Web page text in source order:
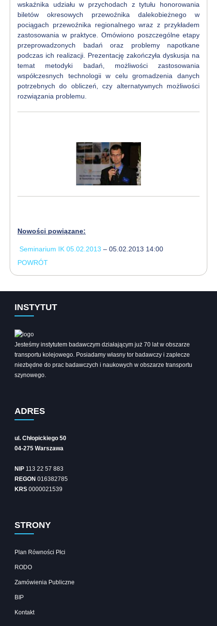
wskaźnika udziału w przychodach z tytułu honorowania
biletów okresowych przewoźnika dalekobieżnego w
pociągach przewoźnika regionalnego wraz z przykładem
zastosowania w praktyce. Omówiono poszczególne etapy
przeprowadzonych badań oraz problemy napotkane
podczas ich realizacji. Prezentację zakończyła dyskusja na
temat metodyki badań, możliwości zastosowania
współczesnych technologii w celu gromadzenia danych
potrzebnych do obliczeń, czy alternatywnych możliwości
rozwiązania problemu.
Nowości powiązane:
Seminarium IK 05.02.2013 – 05.02.2013 14:00
POWRÓT
INSTYTUT
Jesteśmy instytutem badawczym działającym już 70 lat w obszarze
transportu kolejowego. Posiadamy własny tor badawczy i zaplecze
niezbędne do prac badawczych i naukowych w obszarze transportu
szynowego.
ADRES
ul. Chłopickiego 50
04-275 Warszawa
NIP 113 22 57 883
REGON 016382785
KRS 0000021539
STRONY
Plan Równości Płci
RODO
Zamówienia Publiczne
BIP
Kontakt